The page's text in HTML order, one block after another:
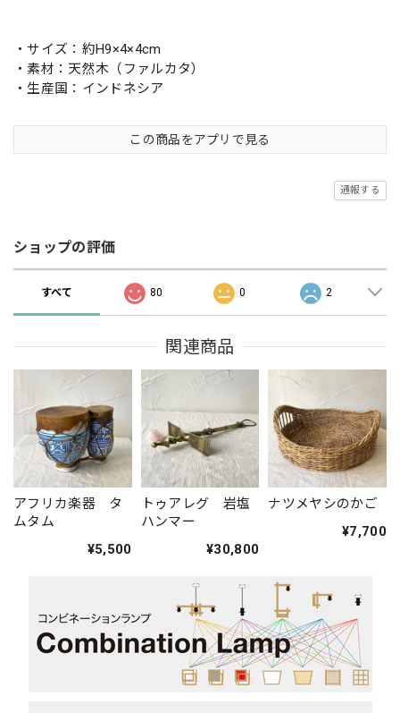
・サイズ：約H9×4×4cm
・素材：天然木（ファルカタ）
・生産国：インドネシア
この商品をアプリで見る
通報する
ショップの評価
すべて 80 0 2
関連商品
アフリカ楽器 タ
ムタム
¥5,500
トゥアレグ 岩塩
ハンマー
¥30,800
ナツメヤシのかご
¥7,700